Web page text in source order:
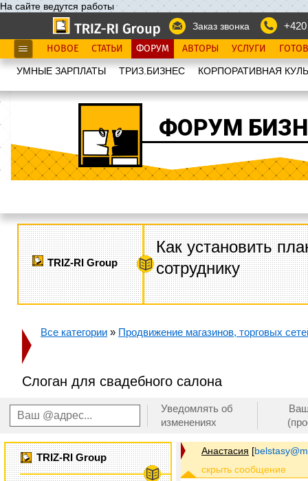
На сайте ведутся работы
Заказ звонка
НОВОЕ СТАТЬИ ФОРУМ АВТОРЫ УСЛУГИ
УМНЫЕ ЗАРПЛАТЫ ТРИЗ.БИЗНЕС КОРПОРАТИВНАЯ
ФОРУМ
TRIZ-RI Group
Как установить
сотруднику
Все категории » Продвижение магазинов, торговых
Слоган для свадебного салона
Уведомлять об
изменениях
TRIZ-RI Group
Анастасия [